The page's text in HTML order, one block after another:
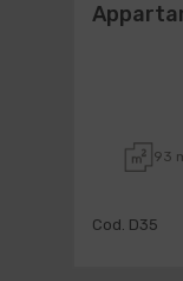
93
Cod. D35